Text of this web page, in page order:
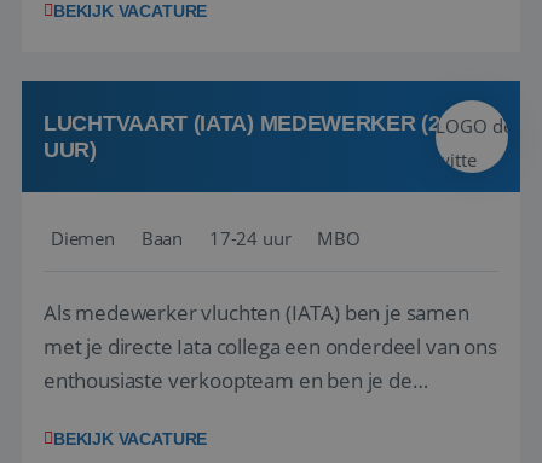
het samenstellen en boeken van de perfecte
deze onderdelen zijn nu samen gevoegd...
BEKIJK VACATURE
LUCHTVAART (IATA) MEDEWERKER (24-32
UUR)
Diemen Baan 17-24 uur MBO
Als medewerker vluchten (IATA) ben je samen
met je directe Iata collega een onderdeel van ons
enthousiaste verkoopteam en ben je de
en tarieven waar je collega’s niet uitkomen.
BEKIJK VACATURE